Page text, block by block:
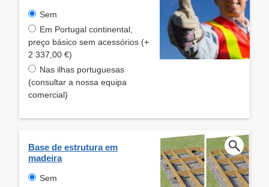
Sem
Em Portugal continental,
preço básico sem acessórios (+
2 337,00 €)
Nas ilhas portuguesas
(consultar a nossa equipa
comercial)
Base de estrutura em
madeira
Sem